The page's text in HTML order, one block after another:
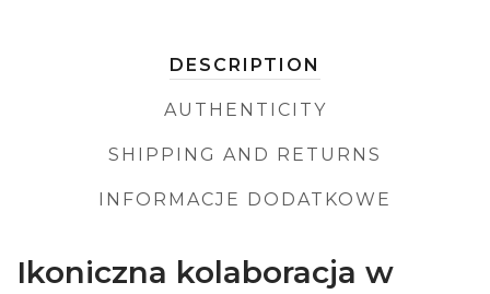
DESCRIPTION
AUTHENTICITY
SHIPPING AND RETURNS
INFORMACJE DODATKOWE
Ikoniczna kolaboracja w